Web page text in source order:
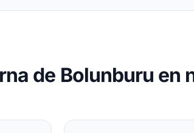
de Bolunburu en